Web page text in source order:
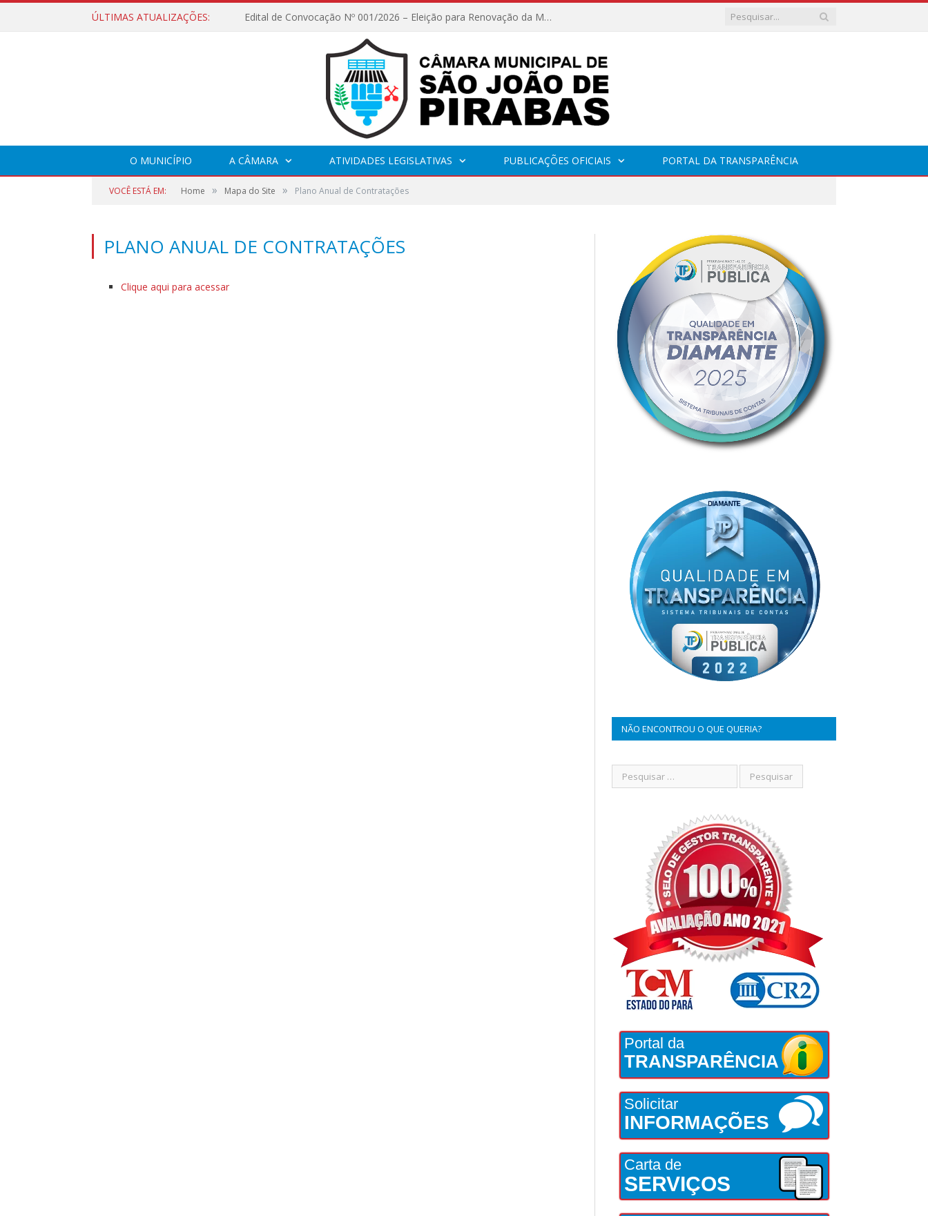
ÚLTIMAS ATUALIZAÇÕES: Edital de Convocação Nº 001/2026 – Eleição para Renovação da Mesa Diretora – Biênio 2027/2028
O MUNICÍPIO A CÂMARA ATIVIDADES LEGISLATIVAS PUBLICAÇÕES OFICIAIS PORTAL DA TRANSPARÊNCIA
VOCÊ ESTÁ EM: Home » Mapa do Site » Plano Anual de Contratações
PLANO ANUAL DE CONTRATAÇÕES
Clique aqui para acessar
NÃO ENCONTROU O QUE QUERIA?
Portal da
TRANSPARÊNCIA
Solicitar
INFORMAÇÕES
Carta de
SERVIÇOS